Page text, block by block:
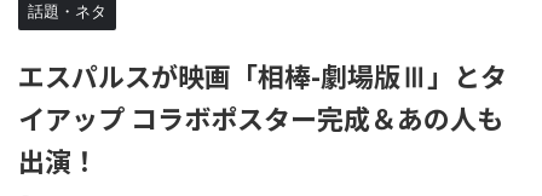
話題・ネタ
エスパルスが映画「相棒-劇場版Ⅲ」とタ
イアップ コラボポスター完成＆あの人も
出演！